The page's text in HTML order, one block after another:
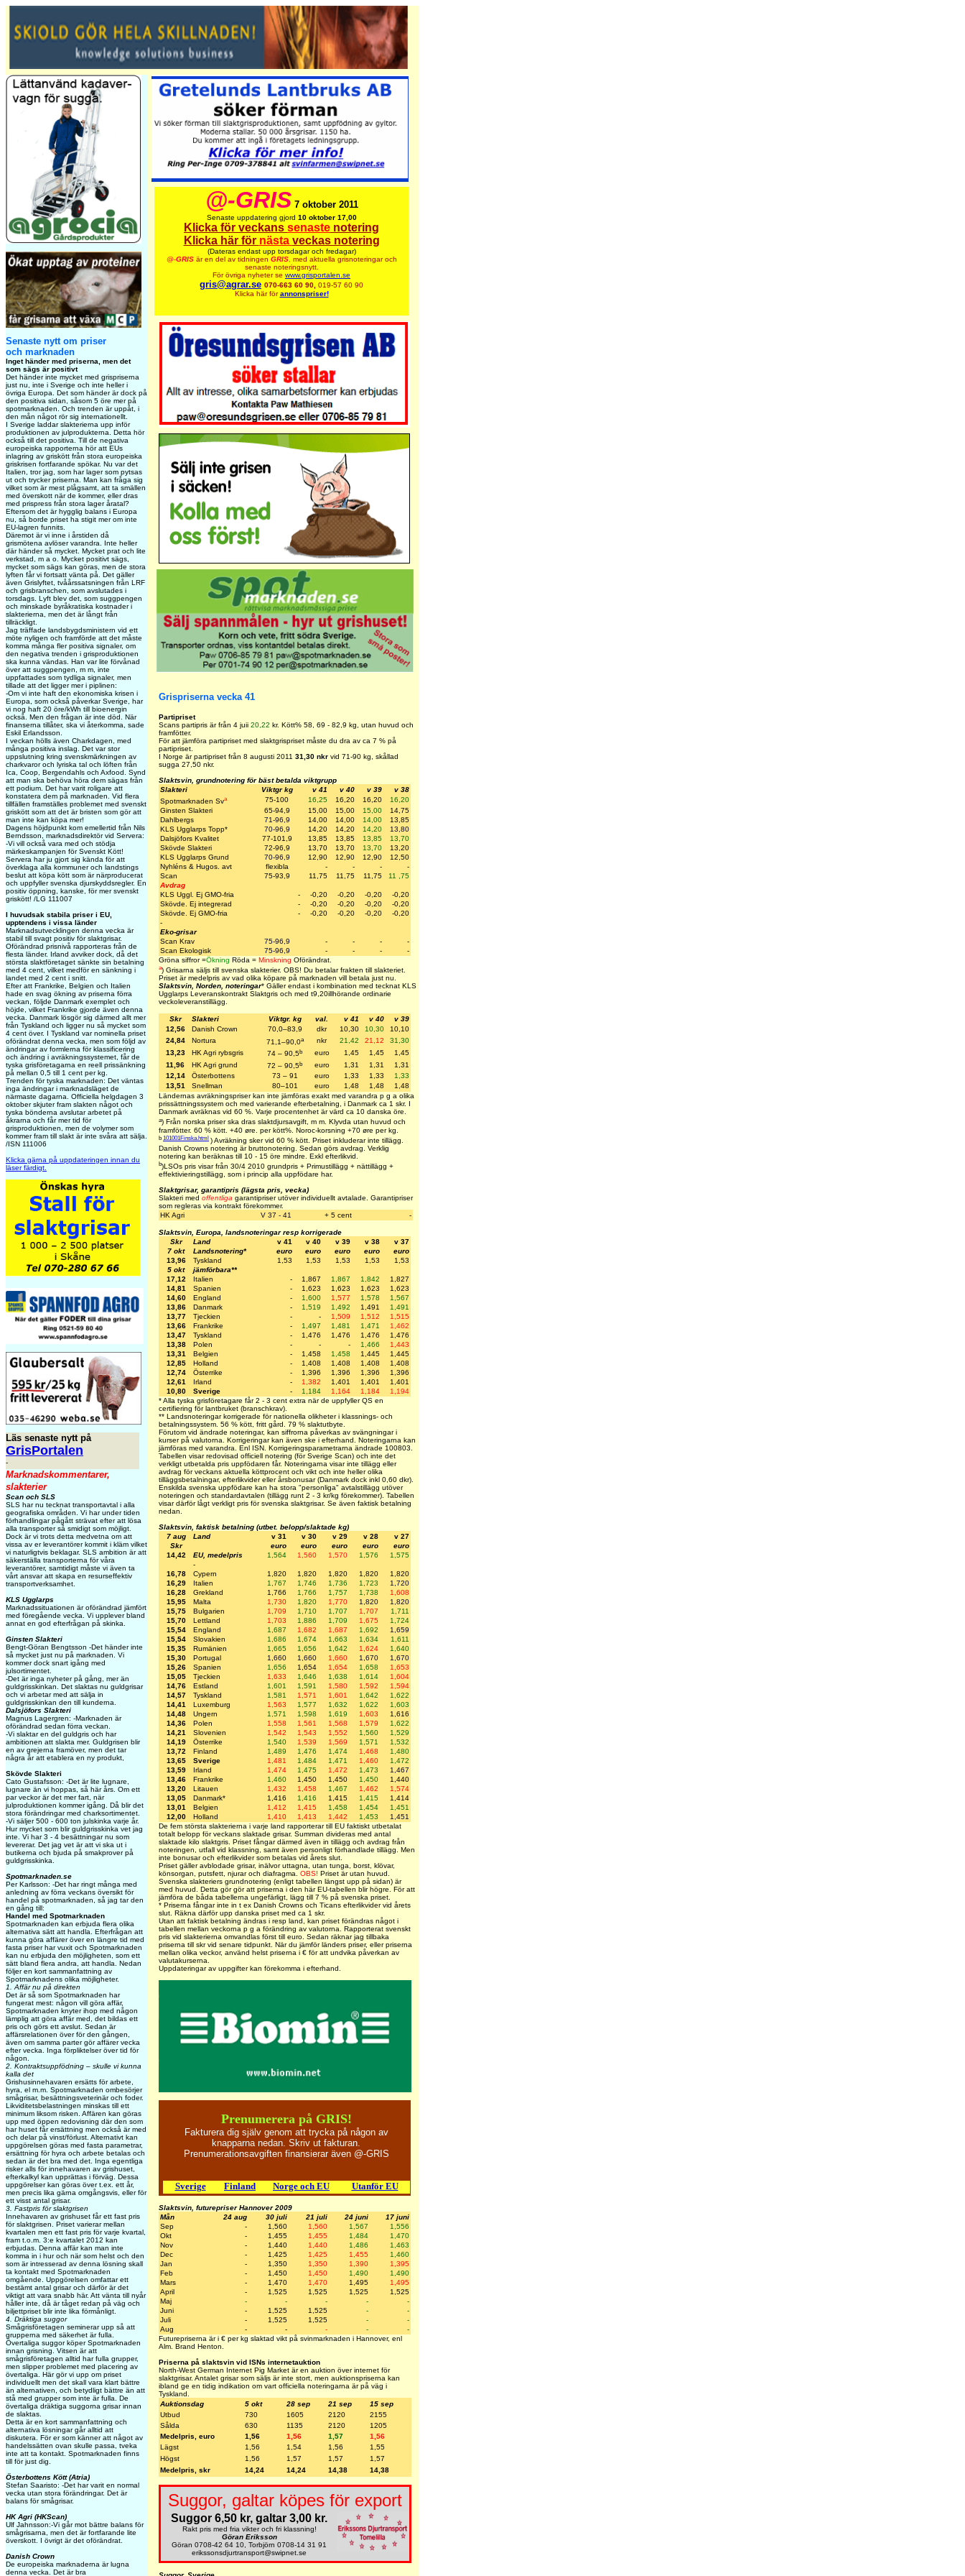
Senaste nytt om priser
och marknaden
Inget händer med priserna, men det
som sägs är positivt
Det händer inte mycket med grispriserna
just nu, inte i Sverige och inte heller i
övriga Europa. Det som händer är dock på
den positiva sidan, såsom 5 öre mer på
spotmarknaden. Och trenden är uppåt, i
den mån något rör sig internationellt.
I Sverige laddar slakterierna upp inför
produktionen av julprodukterna. Detta hör
också till det positiva. Till de negativa
europeiska rapporterna hör att EUs
inlagring av griskött från stora europeiska
griskrisen fortfarande spökar. Nu var det
Italien, tror jag, som har lager som pytsas
ut och trycker priserna. Man kan fråga sig
vilket som är mest plågsamt, att ta smällen
med överskott när de kommer, eller dras
med prispress från stora lager åratal?
Eftersom det är hygglig balans i Europa
nu, så borde priset ha stigit mer om inte
EU-lagren funnits.
Däremot är vi inne i årstiden då
grismötena avlöser varandra. Inte heller
där händer så mycket. Mycket prat och lite
verkstad, m a o. Mycket positivt sägs,
mycket som sägs kan göras, men de stora
lyften får vi fortsatt vänta på. Det gäller
även Grislyftet, tvåårssatsningen från LRF
och grisbranschen, som avslutades i
torsdags. Lyft blev det, som suggpengen
och minskade byråkratiska kostnader i
slakterierna, men det är långt från
tillräckligt.
Jag träffade landsbygdsministern vid ett
möte nyligen och framförde att det måste
komma många fler positiva signaler, om
den negativa trenden i grisproduktionen
ska kunna vändas. Han var lite förvånad
över att suggpengen, m m, inte
uppfattades som tydliga signaler, men
tillade att det ligger mer i piplinen:
-Om vi inte haft den ekonomiska krisen i
Europa, som också påverkar Sverige, har
vi nog haft 20 öre/kWh till bioenergin
också. Men den frågan är inte död. När
finanserna tillåter, ska vi återkomma, sade
Eskil Erlandsson.
I veckan hölls även Charkdagen, med
många positiva inslag. Det var stor
uppslutning kring svenskmärkningen av
charkvaror och lyriska tal och löften från
Ica, Coop, Bergendahls och Axfood. Synd
att man ska behöva höra dem sägas från
ett podium. Det har varit roligare att
konstatera dem på marknaden. Vid flera
tillfällen framställes problemet med svenskt
griskött som att det är bristen som gör att
man inte kan köpa mer!
Dagens höjdpunkt kom emellertid från Nils
Berndsson, marknadsdirektör vid Servera:
-Vi vill också vara med och stödja
märkeskampanjen för Svenskt Kött!
Servera har ju gjort sig kända för att
överklaga alla kommuner och landstings
beslut att köpa kött som är närproducerat
och uppfyller svenska djurskyddsregler. En
positiv öppning, kanske, för mer svenskt
griskött! /LG 111007
I huvudsak stabila priser i EU,
upptendens i vissa länder
Marknadsutvecklingen denna vecka är
stabil till svagt positiv för slaktgrisar.
Oförändrad prisnivå rapporteras från de
flesta länder. Irland avviker dock, då det
största slaktföretaget sänkte sin betalning
med 4 cent, vilket medför en sänkning i
landet med 2 cent i snitt.
Efter att Frankrike, Belgien och Italien
hade en svag ökning av priserna förra
veckan, följde Danmark exemplet och
höjde, vilket Frankrike gjorde även denna
vecka. Danmark lösgör sig därmed allt mer
från Tyskland och ligger nu så mycket som
4 cent över. I Tyskland var nominella priset
oförändrat denna vecka, men som följd av
ändringar av formlerna för klassificering
och ändring i avräkningssystemet, får de
tyska grisföretagarna en reell prissänkning
på mellan 0,5 till 1 cent per kg.
Trenden för tyska marknaden: Det väntas
inga ändringar i marknadsläget de
närmaste dagarna. Officiella helgdagen 3
oktober skjuter fram slakten något och
tyska bönderna avslutar arbetet på
åkrarna och får mer tid för
grisproduktionen, men de volymer som
kommer fram till slakt är inte svåra att sälja.
/ISN 111006
Klicka gärna på uppdateringen innan du
läser färdigt.
Läs senaste nytt på
GrisPortalen
-
Marknadskommentarer,
slakterier
Scan och SLS
SLS har nu tecknat transportavtal i alla
geografiska områden. Vi har under tiden
förhandlingar pågått strävat efter att lösa
alla transporter så smidigt som möjligt.
Dock är vi trots detta medvetna om att
vissa av er leverantörer kommit i kläm vilket
vi naturligtvis beklagar. SLS ambition är att
säkerställa transporterna för våra
leverantörer, samtidigt måste vi även ta
vårt ansvar att skapa en resurseffektiv
transportverksamhet.
KLS Ugglarps
Marknadssituationen är oförändrad jämfört
med föregående vecka. Vi upplever bland
annat en god efterfrågan på skinka.
Ginsten Slakteri
Bengt-Göran Bengtsson -Det händer inte
så mycket just nu på marknaden. Vi
kommer dock snart igång med
julsortimentet.
-Det är inga nyheter på gång, mer än
guldgrisskinkan. Det slaktas nu guldgrisar
och vi arbetar med att sälja in
guldgrisskinkan den till kunderna.
Dalsjöfors Slakteri
Magnus Lagergren: -Marknaden är
oförändrad sedan förra veckan.
-Vi slaktar en del guldgris och har
ambitionen att slakta mer. Guldgrisen blir
en av grejerna framöver, men det tar
några år att etablera en ny produkt,
Skövde Slakteri
Cato Gustafsson: -Det är lite lugnare,
lugnare än vi hoppas, så här års. Om ett
par veckor är det mer fart, när
julproduktionen kommer igång. Då blir det
stora förändringar med charksortimentet.
-Vi säljer 500 - 600 ton julskinka varje år.
Hur mycket som blir guldgrisskinka vet jag
inte. Vi har 3 - 4 besättningar nu som
levererar. Det jag vet är att vi ska ut i
butikerna och bjuda på smakprover på
guldgrisskinka.
Spotmarknaden.se
Per Karlsson: -Det har ringt många med
anledning av förra veckans översikt för
handel på spotmarknaden, så jag tar den
en gång till:
Handel med Spotmarknaden
Spotmarknaden kan erbjuda flera olika
alternativa sätt att handla. Efterfrågan att
kunna göra affärer över en längre tid med
fasta priser har vuxit och Spotmarknaden
kan nu erbjuda den möjligheten, som ett
sätt bland flera andra, att handla. Nedan
följer en kort sammanfattning av
Spotmarknadens olika möjligheter.
1. Affär nu på direkten
Det är så som Spotmarknaden har
fungerat mest: någon vill göra affär,
Spotmarknaden knyter ihop med någon
lämplig att göra affär med, det bildas ett
pris och görs ett avslut. Sedan är
affärsrelationen över för den gången,
även om samma parter gör affärer vecka
efter vecka. Inga förpliktelser över tid för
någon.
2. Kontraktsuppfödning – skulle vi kunna
kalla det
Grishusinnehavaren ersätts för arbete,
hyra, el m.m. Spotmarknaden ombesörjer
smågrisar, besättningsveterinär och foder.
Likviditetsbelastningen minskas till ett
minimum liksom risken. Affären kan göras
upp med öppen redovisning där den som
har huset får ersättning men också är med
och delar på vinst/förlust. Alternativt kan
uppgörelsen göras med fasta parametrar,
ersättning för hyra och arbete betalas och
sedan är det bra med det. Inga egentliga
risker alls för innehavaren av grishuset,
efterkalkyl kan upprättas i förväg. Dessa
uppgörelser kan göras över t.ex. ett år,
men precis lika gärna omgångsvis, eller för
ett visst antal grisar.
3. Fastpris för slaktgrisen
Innehavaren av grishuset får ett fast pris
för slaktgrisen. Priset varierar mellan
kvartalen men ett fast pris för varje kvartal,
fram t.o.m. 3:e kvartalet 2012 kan
erbjudas. Denna affär kan man inte
komma in i hur och när som helst och den
som är intresserad av denna lösning skall
ta kontakt med Spotmarknaden
omgående. Uppgörelsen omfattar ett
bestämt antal grisar och därför är det
viktigt att vara snabb här. Att vänta till nyår
håller inte, då är tåget redan på väg och
biljettpriset blir inte lika förmånligt.
4. Dräktiga suggor
Smågrisföretagen seminerar upp så att
grupperna med säkerhet är fulla.
Övertaliga suggor köper Spotmarknaden
innan grisning. Vitsen är att
smågrisföretagen alltid har fulla grupper,
men slipper problemet med placering av
övertaliga. Här gör vi upp om priset
individuellt men det skall vara klart bättre
än alternativen, och betydligt bättre än att
stå med grupper som inte är fulla. De
övertaliga dräktiga suggorna grisar innan
de slaktas.
Detta är en kort sammanfattning och
alternativa lösningar går alltid att
diskutera. För er som känner att något av
handelssätten ovan skulle passa, tveka
inte att ta kontakt. Spotmarknaden finns
till för just dig.
Österbottens Kött (Atria)
Stefan Saaristo: -Det har varit en normal
vecka utan stora förändringar. Det är
balans för smågrisar.
HK Agri (HKScan)
Ulf Jahnsson:-Vi går mot bättre balans för
smågrisarna, men det är fortfarande lite
överskott. I övrigt är det oförändrat.
Danish Crown
De europeiska marknaderna är lugna
denna vecka. Det är bra
@-GRIS 7 oktober 2011
Senaste uppdatering gjord 10 oktober 17,00
Klicka för veckans senaste notering
Klicka här för nästa veckas notering
(Dateras endast upp torsdagar och fredagar)
@-GRIS är en del av tidningen GRIS, med aktuella grisnoteringaroch
senaste noteringsnytt.
För övriga nyheter se www.grisportalen.se
gris@agrar.se 070-663 60 90, 019-57 60 90
Klicka här förannonspriser!
Grispriserna vecka 41
Partipriset
Scans partipris är från 4 juii 20,22 kr. Kött% 58, 69 - 82,9 kg, utan huvud och
framfötter.
För att jämföra partipriset med slaktgrispriset måste du dra av ca 7 % på
partipriset.
I Norge är partipriset från 8 augusti 2011 31,30 nkr vid 71-90 kg, skållad
sugga 27,50 nkr.
Slaktsvin, grundnotering för bäst betalda viktgrupp
Slakteri
Viktgr kg v 41 v 40 v 39
v 38
Spotmarknaden Sva 75-100 16,25 16,20 16,20
16,20
Ginsten Slakteri
65-94,9 15,00 15,00 15,00
14,75
Dahlbergs
71-96,9 14,00 14,00 14,00
13,85
KLS Ugglarps Topp* 70-96,9 14,20 14,20 14,20
13,80
Dalsjöfors Kvalitet
77-101,9 13,85 13,85 13,85
13,70
Skövde Slakteri
72-96,9 13,70 13,70 13,70
13,20
KLS Ugglarps Grund
70-96,9 12,90 12,90 12,90
12,50
Nyhléns & Hugos. avt
flexibla - - -
-
Scan
75-93,9 11,75 11,75 11,75
11 ,75
Avdrag
KLS Uggl. Ej GMO-fria
- -0,20 -0,20 -0,20
-0,20
Skövde. Ej integrerad
- -0,20 -0,20 -0,20
-0,20
Skövde. Ej GMO-fria
- -0,20 -0,20 -0,20
-0,20
-
Eko-grisar
Scan Krav
75-96,9 - - -
-
Scan Ekologisk
75-96,9 - - -
-
Gröna siffror =Ökning Röda = Minskning Oförändrat.
a) Grisarna säljs till svenska slakterier. OBS! Du betalar frakten till slakteriet.
Priset är medelpris av vad olika köpare på marknaden vill betala just nu.
Slaktsvin, Norden, noteringar* Gäller endast i kombination med tecknat KLS
Ugglarps Leveranskontrakt Slaktgris och med t9,20illhörande ordinarie
veckoleveranstillägg.
Skr Slakteri Viktgr. kg val. v 41 v 40
v 39
12,56
Danish Crown 70,0–83,9 dkr 10,30 10,30
10,10
24,84
Nortura 71,1–90,0a nkr 21,42 21,12
31,30
13,23
HK Agri rybsgris 74 – 90,5b euro 1,45 1,45
1,45
11,96
HK Agri grund 72 – 90,5b euro 1,31 1,31
1,31
12,14
Österbottens 73 – 91 euro 1,33 1,33
1,33
13,51
Snellman 80–101 euro 1,48 1,48
1,48
Ländernas avräkningspriser kan inte jämföras exakt med varandra p g a olika
prissättningssystem och med varierande efterbetalning, i Danmark ca 1 skr. I
Danmark avräknas vid 60 %. Varje procentenhet är värd ca 10 danska öre.
a) Från norska priser ska dras slaktdjursavgift, m m. Klyvda utan huvud och
framfötter. 60 % kött. +40 øre. per kött%. Noroc-korsning +70 øre per kg.
b 101001Finska.html ) Avräkning sker vid 60 % kött. Priset inkluderar inte tillägg.
Danish Crowns notering är bruttonotering. Sedan görs avdrag. Verklig
notering kan beräknas till 10 - 15 öre mindre. Exkl efterlikvid.
b)LSOs pris visar från 30/4 2010 grundpris + Primustillägg + nättillägg +
effektivieringstillägg, som i princip alla uppfödare har.
Slaktgrisar, garantipris (lägsta pris, vecka)
Slakteri med offentliga garantipriser utöver individuellt avtalade. Garantipriser
som regleras via kontrakt förekommer.
HK Agri
V 37 - 41 + 5 cent -
Slaktsvin, Europa, landsnoteringar resp korrigerade
Skr
Land v 41 v 40 v 39 v 38
v 37
7 okt
Landsnotering* euro euro euro euro
euro
13,96
Tyskland 1,53 1,53 1,53 1,53
1,53
5 okt
jämförbara**
17,12
Italien - 1,867 1,867 1,842
1,827
14,81
Spanien - 1,623 1,623 1,623
1,623
14,60
England - 1,600 1,577 1,578
1,567
13,86
Danmark - 1,519 1,492 1,491
1,491
13,77
Tjeckien - - 1,509 1,512
1,515
13,66
Frankrike - 1,497 1,481 1,471
1,462
13,47
Tyskland - 1,476 1,476 1,476
1,476
13,38
Polen - - - 1,466
1,443
13,31
Belgien - 1,458 1,458 1,445
1,445
12,85
Holland - 1,408 1,408 1,408
1,408
12,74
Österrike - 1,396 1,396 1,396
1,396
12,61
Irland - 1,382 1,401 1,401
1,401
10,80
Sverige - 1,184 1,164 1,184
1,194
* Alla tyska grisföretagare får 2 - 3 cent extra när de uppfyller QS en
certifiering för lantbruket (branschkrav).
** Landsnoteringar korrigerade för nationella olikheter i klassnings- och
betalningssystem. 56 % kött, fritt gård. 79 % slaktutbyte.
Förutom vid ändrade noteringar, kan siffrorna påverkas av svängningar i
kurser på valutorna. Korrigeringar kan även ske i efterhand. Noteringarna kan
jämföras med varandra. Enl ISN. Korrigeringsparametrarna ändrade 100803.
Tabellen visar redovisad officiell notering (för Sverige Scan) och inte det
verkligt utbetalda pris uppfödaren får. Noteringarna visar inte tillägg eller
avdrag för veckans aktuella köttprocent och vikt och inte heller olika
tilläggsbetalningar, efterlikvider eller årsbonusar (Danmark dock inkl 0,60 dkr).
Enskilda svenska uppfödare kan ha stora "personliga" avtalstillägg utöver
noteringen och standardavtalen (tillägg runt 2 - 3 kr/kg förekommer). Tabellen
visar därför lågt verkligt pris för svenska slaktgrisar. Se även faktisk betalning
nedan.
Slaktsvin, faktisk betalning (utbet. belopp/slaktade kg)
7 aug
Land v 31 v 30 v 29 v 28
v 27
Skr
euro euro euro euro
euro
14,42
EU, medelpris 1,564 1,560 1,570 1,576
1,575
-
16,78
Cypern 1,820 1,820 1,820 1,820
1,820
16,29
Italien 1,767 1,746 1,736 1,723
1,720
16,28
Grekland 1,766 1,766 1,757 1,738
1,608
15,95
Malta 1,730 1,820 1,770 1,820
1,820
15,75
Bulgarien 1,709 1,710 1,707 1,707
1,711
15,70
Lettland 1,703 1,886 1,709 1,675
1,724
15,54
England 1,687 1,682 1,687 1,692
1,659
15,54
Slovakien 1,686 1,674 1,663 1,634
1,611
15,35
Rumänien 1,665 1,656 1,642 1,624
1,640
15,30
Portugal 1,660 1,660 1,660 1,670
1,670
15,26
Spanien 1,656 1,654 1,654 1,658
1,653
15,05
Tjeckien 1,633 1,646 1,638 1,614
1,604
14,76
Estland 1,601 1,591 1,580 1,592
1,594
14,57
Tyskland 1,581 1,571 1,601 1,642
1,622
14,41
Luxemburg 1,563 1,577 1,632 1,622
1,603
14,48
Ungern 1,571 1,598 1,619 1,603
1,616
14,36
Polen 1,558 1,561 1,568 1,579
1,622
14,21
Slovenien 1,542 1,543 1,552 1,560
1,529
14,19
Österrike 1,540 1,539 1,569 1,571
1,532
13,72
Finland 1,489 1,476 1,474 1,468
1,480
13,65
Sverige 1,481 1,484 1,471 1,460
1,472
13,59
Irland 1,474 1,475 1,472 1,473
1,467
13,46
Frankrike 1,460 1,450 1,450 1,450
1,440
13,20
Litauen 1,432 1,458 1,467 1,462
1,574
13,05
Danmark* 1,416 1,416 1,415 1,415
1,414
13,01
Belgien 1,412 1,415 1,458 1,454
1,451
12,00
Holland 1,410 1,413 1,442 1,453
1,451
De fem största slakterierna i varje land rapporterar till EU faktiskt utbetalat
totalt belopp för veckans slaktade grisar. Summan divideras med antal
slaktade kilo slaktgris. Priset fångar därmed även in tillägg och avdrag från
noteringen, utfall vid klassning, samt även personligt förhandlade tillägg. Men
inte bonusar och efterlikvider som betalas vid årets slut.
Priset gäller avblodade grisar, inälvor uttagna, utan tunga, borst, klövar,
könsorgan, putsfett, njurar och diafragma. OBS! Priset är utan huvud.
Svenska slakteriers grundnotering (enligt tabellen längst upp på sidan) är
med huvud. Detta gör gör att priserna i den här EU-tabellen blir högre. För att
jämföra de båda tabellerna ungefärligt, lägg till 7 % på svenska priset.
* Priserna fångar inte in t ex Danish Crowns och Ticans efterlikvider vid årets
slut. Räkna därför upp danska priset med ca 1 skr.
Utan att faktisk betalning ändras i resp land, kan priset förändras något i
tabellen mellan veckorna p g a förändring av valutorna. Rapporterat svenskt
pris vid slakterierna omvandlas först till euro. Sedan räknar jag tillbaka
priserna till skr vid senare tidpunkt. När du jämför länders priser, eller priserna
mellan olika veckor, använd helst priserna i € för att undvika påverkan av
valutakurserna.
Uppdateringar av uppgifter kan förekomma i efterhand.
Prenumerera på GRIS!
Fakturera dig själv genom att trycka på någon av
knapparna nedan. Skriv ut fakturan.
Prenumerationsavgiften finansierar även @-GRIS
Sverige Finland Norge och EU Utanför EU
Slaktsvin, futurepriser Hannover 2009
Mån
24 aug 30 juli 21 juli 24 juni
17 juni
Sep
- 1,560 1,560 1,567
1,556
Okt
- 1,455 1,455 1,484
1,470
Nov
- 1,440 1,440 1,486
1,463
Dec
- 1,425 1,425 1,455
1,460
Jan
- 1,350 1,350 1,390
1,395
Feb
- 1,450 1,450 1,490
1,490
Mars
- 1,470 1,470 1,495
1,495
April
- 1,525 1,525 1,525
1,525
Maj
- - - -
-
Juni
- 1,525 1,525 -
-
Juli
- 1,525 1,525 -
-
Aug
- - - -
-
Futurepriserna är i € per kg slaktad vikt på svinmarknaden i Hannover, enl
Alm. Brand Henton.
Priserna på slaktsvin vid ISNs internetauktion
North-West German Internet Pig Market är en auktion över internet för
slaktgrisar. Antalet grisar som säljs är inte stort, men auktionspriserna kan
ibland ge en tidig indikation om vart officiella noteringarna är på väg i
Tyskland.
Auktionsdag
5 okt 28 sep 21 sep
15 sep
Utbud
730 1605 2120
2155
Sålda
630 1135 2120
1205
Medelpris, euro
1,56 1,56 1,57
1,56
Lägst
1,56 1,54 1,56
1,55
Högst
1,56 1,57 1,57
1,57
Medelpris, skr
14,24 14,24 14,38 14,38
Suggor, galtar köpes för export
Suggor 6,50 kr, galtar 3,00 kr.
Rakt pris med fria vikter och fri klassning!
Göran Eriksson
Göran 0708-42 64 10, Torbjörn 0708-14 31 91
erikssonsdjurtransport@swipnet.se